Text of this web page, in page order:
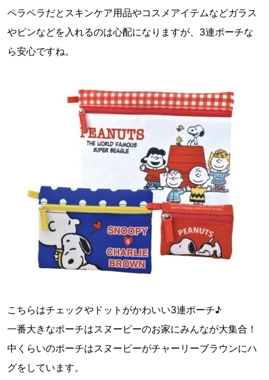
ペラペラだとスキンケア用品やコスメアイテムなどガラス
やビンなどを入れるのは心配になりますが、3連ポーチな
ら安心ですね。
こちらはチェックやドットがかわいい3連ポーチ♪
一番大きなポーチはスヌーピーのお家にみんなが大集合！
中くらいのポーチはスヌーピーがチャーリーブラウンにハ
グをしています。